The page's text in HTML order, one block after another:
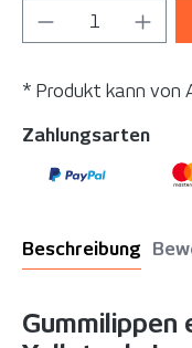
Produkt
* Produkt kann von
Zahlungsarten
Beschreibung
Gummilippen